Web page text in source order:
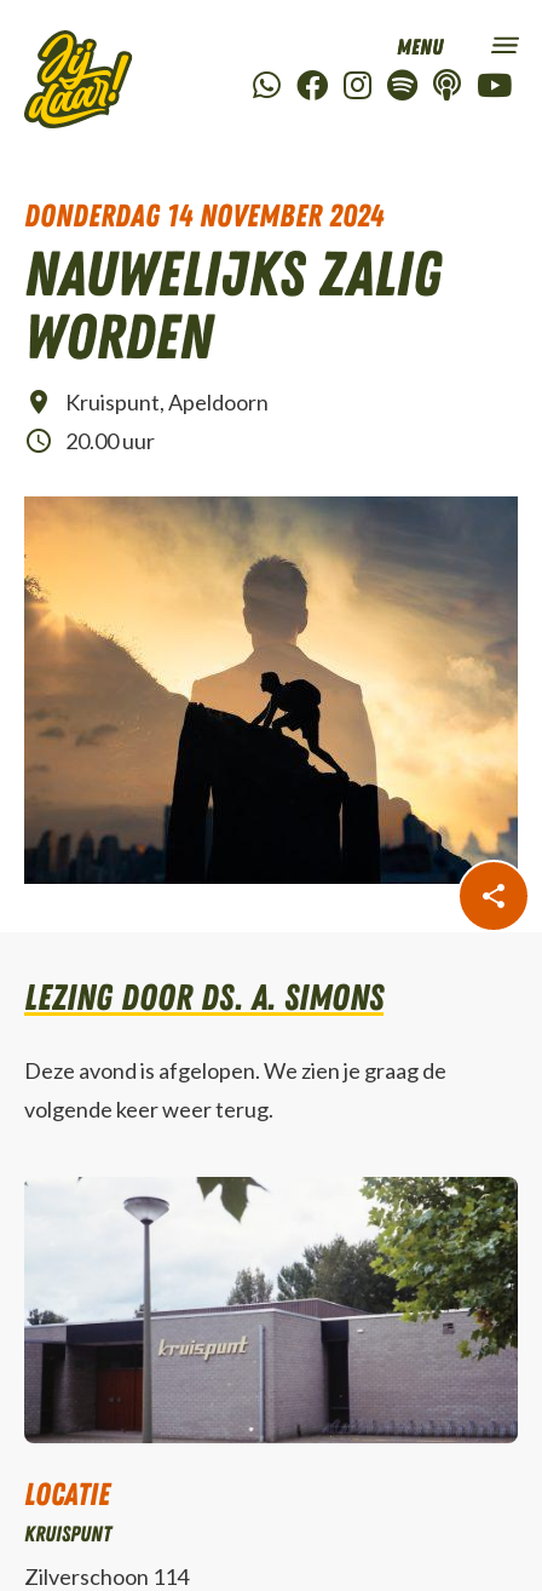
donderdag 14 november 2024
Nauwelijks zalig
worden
Kruispunt, Apeldoorn
20.00 uur
lezing door Ds. A. Simons
Deze avond is afgelopen. We zien je graag de
volgende keer weer terug.
Locatie
Kruispunt
Zilverschoon 114